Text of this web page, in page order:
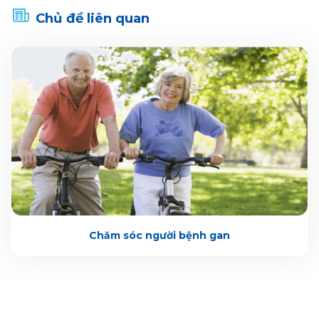
Chủ đề liên quan
Chăm sóc người bệnh gan